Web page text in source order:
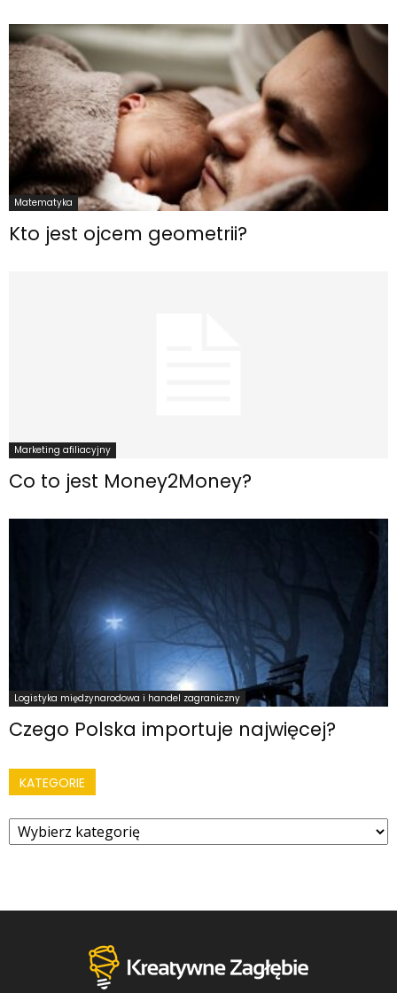
Matematyka
Kto jest ojcem geometrii?
Marketing afiliacyjny
Co to jest Money2Money?
Logistyka międzynarodowa i handel zagraniczny
Czego Polska importuje najwięcej?
KATEGORIE
Kategorie